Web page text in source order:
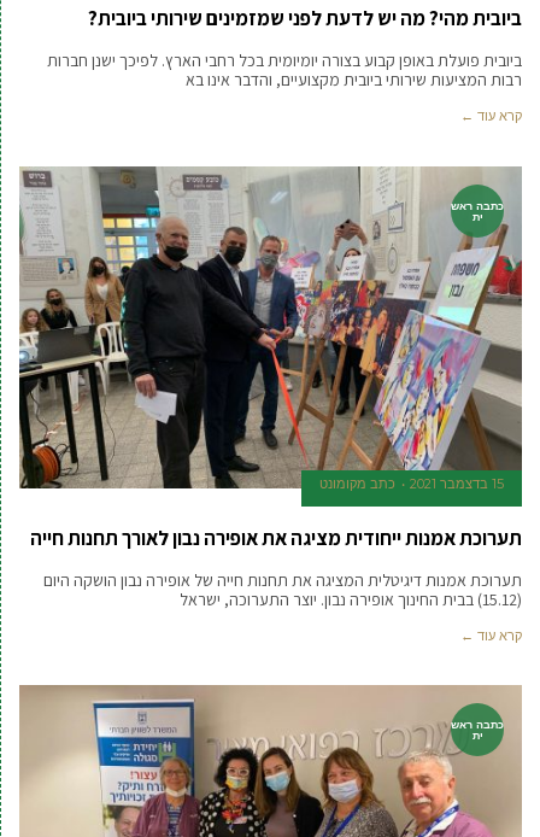
ביובית מהי? מה יש לדעת לפני שמזמינים שירותי ביובית?
ביובית פועלת באופן קבוע בצורה יומיומית בכל רחבי הארץ. לפיכך ישנן חברות
רבות המציעות שירותי ביובית מקצועיים, והדבר אינו בא
קרא עוד ←
כתבה ראש
ית
15 בדצמבר 2021 כתב מקומונט
תערוכת אמנות ייחודית מציגה את אופירה נבון לאורך תחנות חייה
תערוכת אמנות דיגיטלית המציגה את תחנות חייה של אופירה נבון הושקה היום
(15.12) בבית החינוך אופירה נבון. יוצר התערוכה, ישראל
קרא עוד ←
כתבה ראש
ית